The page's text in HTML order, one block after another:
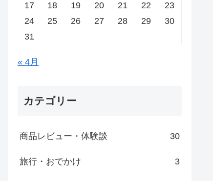
17
18 19 20 21 22
23
24
25 26 27 28 29
30
31
« 4月
カテゴリー
商品レビュー・体験談 30
旅行・おでかけ 3